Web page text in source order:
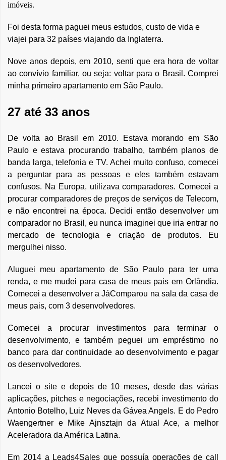
imóveis.
Foi desta forma paguei meus estudos, custo de vida e
viajei para 32 países viajando da Inglaterra.
Nove anos depois, em 2010, senti que era hora de voltar
ao convívio familiar, ou seja: voltar para o Brasil. Comprei
minha primeiro apartamento em São Paulo.
27 até 33 anos
De volta ao Brasil em 2010. Estava morando em São
Paulo e estava procurando trabalho, também planos de
banda larga, telefonia e TV. Achei muito confuso, comecei
a perguntar para as pessoas e eles também estavam
confusos. Na Europa, utilizava comparadores. Comecei a
procurar comparadores de preços de serviços de Telecom,
e não encontrei na época. Decidi então desenvolver um
comparador no Brasil, eu nunca imaginei que iria entrar no
mercado de tecnologia e criação de produtos. Eu
mergulhei nisso.
Aluguei meu apartamento de São Paulo para ter uma
renda, e me mudei para casa de meus pais em Orlândia.
Comecei a desenvolver a JáComparou na sala da casa de
meus pais, com 3 desenvolvedores.
Comecei a procurar investimentos para terminar o
desenvolvimento, e também peguei um empréstimo no
banco para dar continuidade ao desenvolvimento e pagar
os desenvolvedores.
Lancei o site e depois de 10 meses, desde das várias
aplicações, pitches e negociações, recebi investimento do
Antonio Botelho, Luiz Neves da Gávea Angels. E do Pedro
Waengertner e Mike Ajnsztajn da Atual Ace, a melhor
Aceleradora da América Latina.
Em 2014 a Leads4Sales que possuía operações de call